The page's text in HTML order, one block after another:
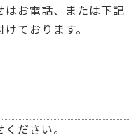
はお電話、または下記
ております。
ださい。